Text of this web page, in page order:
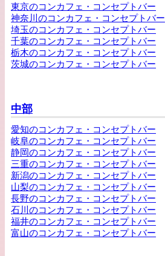
東京のコンカフェ・コンセプトバー
神奈川のコンカフェ・コンセプトバー
埼玉のコンカフェ・コンセプトバー
千葉のコンカフェ・コンセプトバー
栃木のコンカフェ・コンセプトバー
茨城のコンカフェ・コンセプトバー
中部
愛知のコンカフェ・コンセプトバー
岐阜のコンカフェ・コンセプトバー
静岡のコンカフェ・コンセプトバー
三重のコンカフェ・コンセプトバー
新潟のコンカフェ・コンセプトバー
山梨のコンカフェ・コンセプトバー
長野のコンカフェ・コンセプトバー
石川のコンカフェ・コンセプトバー
福井のコンカフェ・コンセプトバー
富山のコンカフェ・コンセプトバー